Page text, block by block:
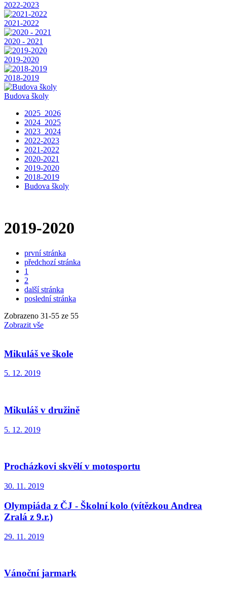
2022-2023
2021-2022
2020 - 2021
2019-2020
2018-2019
Budova školy
2025_2026
2024_2025
2023_2024
2022-2023
2021-2022
2020-2021
2019-2020
2018-2019
Budova školy
2019-2020
první stránka
předchozí stránka
1
2
další stránka
poslední stránka
Zobrazeno 31-55 ze 55
Zobrazit vše
Mikuláš ve škole
5. 12. 2019
Mikuláš v družině
5. 12. 2019
Procházkovi skvělí v motosportu
30. 11. 2019
Olympiáda z ČJ - Školní kolo (vítězkou Andrea
Zralá z 9.r.)
29. 11. 2019
Vánoční jarmark